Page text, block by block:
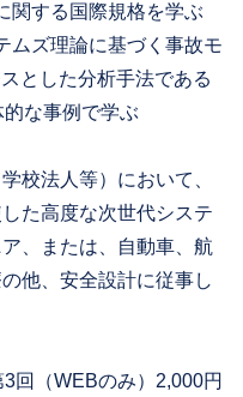
関する国際規格を学ぶ
ムズ理論に基づく事故モ
とした分析手法である
な事例で学ぶ
校法人等）において、
た高度な次世代システ
、または、自動車、航
他、安全設計に従事し
回（WEBのみ）2,000円